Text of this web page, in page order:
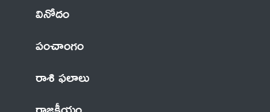
వినోదం
పంచాంగం
రాశి ఫలాలు